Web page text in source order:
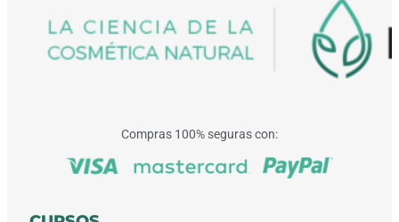
Compras 100% seguras con: